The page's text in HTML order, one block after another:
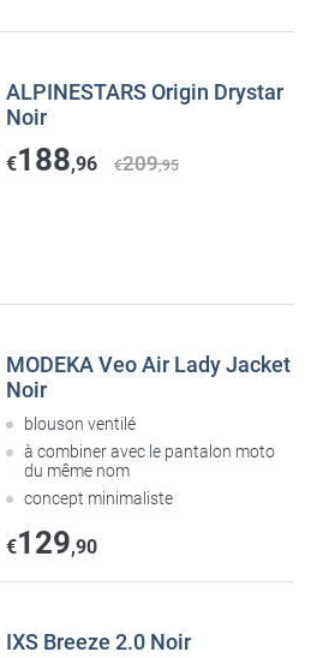
ALPINESTARS Origin Drystar
Noir
€188,96 €209,95
MODEKA Veo Air Lady Jacket
Noir
blouson ventilé
à combiner avec le pantalon moto
du même nom
concept minimaliste
€129,90
IXS Breeze 2.0 Noir